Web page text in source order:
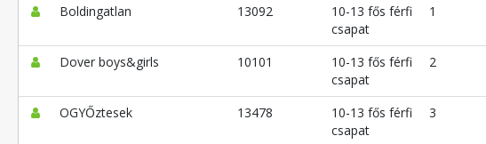
Boldingatlan
13092
10-13 fős férfi
csapat
1
Dover boys&girls 10101
10-13 fős férfi
csapat
2
OGYŐztesek 13478
10-13 fős férfi
csapat
3